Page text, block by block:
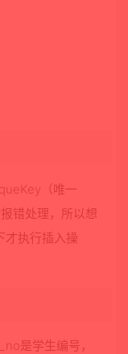
（唯一
错处理，所以想
才执行插入操
是学生编号，